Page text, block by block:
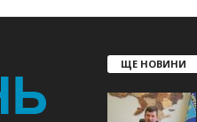
ЩЕ НОВИНИ